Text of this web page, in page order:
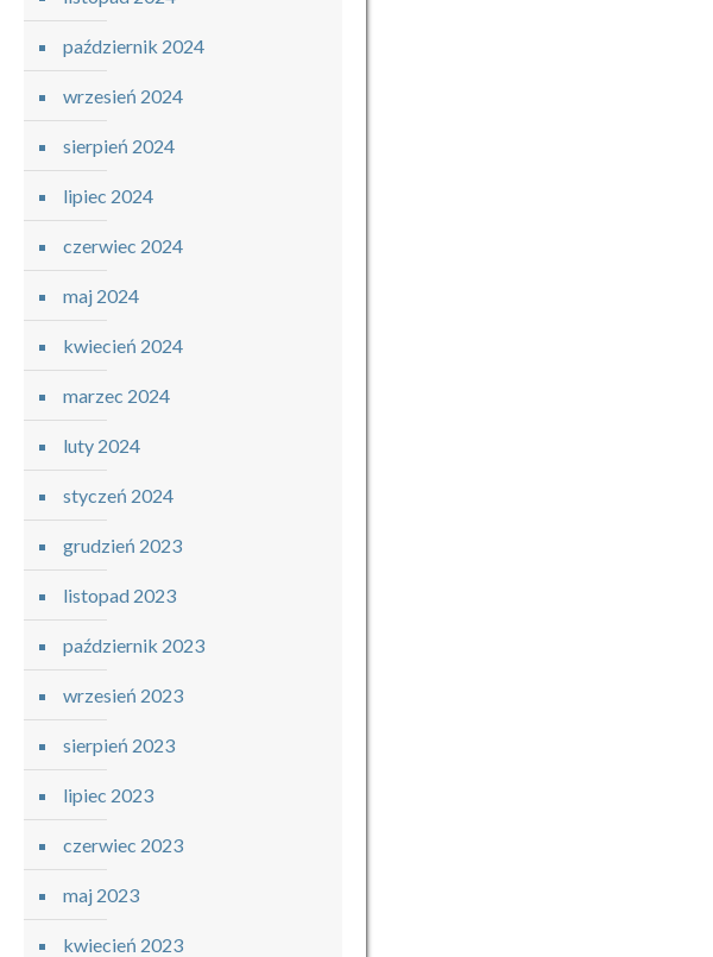
październik 2024
wrzesień 2024
sierpień 2024
lipiec 2024
czerwiec 2024
maj 2024
kwiecień 2024
marzec 2024
luty 2024
styczeń 2024
grudzień 2023
listopad 2023
październik 2023
wrzesień 2023
sierpień 2023
lipiec 2023
czerwiec 2023
maj 2023
kwiecień 2023